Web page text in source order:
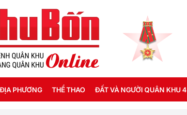
PHƯƠNG THỂ THAO ĐẤT VÀ NGƯỜI QUÂN KHU 4